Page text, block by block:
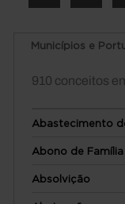
Municípios e
910 conceitos
Abastecimento
Abono de
Absolvição